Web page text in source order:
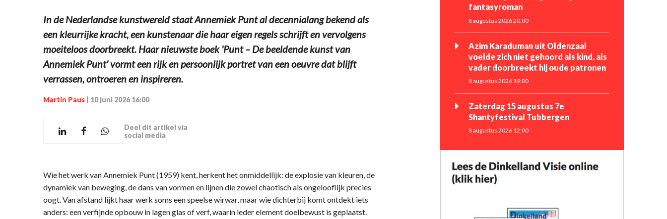
In de Nederlandse kunstwereld staat Annemiek Punt al decennialang bekend als
een kleurrijke kracht, een kunstenaar die haar eigen regels schrijft en vervolgens
moeiteloos doorbreekt. Haar nieuwste boek 'Punt – De beeldende kunst van
Annemiek Punt' vormt een rijk en persoonlijk portret van een oeuvre dat blijft
verrassen, ontroeren en inspireren.
Martin Paus 10 juni 2026 16:00
Deel dit artikel via
social media
Wie het werk van Annemiek Punt (1959) kent, herkent het onmiddellijk: de explosie van kleuren, de
dynamiek van beweging, de dans van vormen en lijnen die zowel chaotisch als ongelooflijk precies
oogt. Van afstand lijkt haar werk soms een speelse wirwar, maar wie dichterbij komt ontdekt iets
anders: een verfijnde opbouw in lagen glas of verf, waarin ieder element doelbewust is geplaatst.
fantasyroman
8 augustus 2026 20:00
Azim Karaduman uit Oldenzaal
voelde zich niet gehoord als kind, als
vader doorbreekt hij oude patronen
8 augustus 2026 19:00
Zaterdag 15 augustus 7e
Shantyfestival Tubbergen
8 augustus 2026 12:00